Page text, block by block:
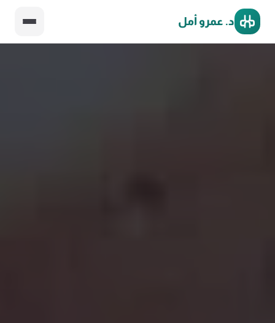
د. عمرو أمل